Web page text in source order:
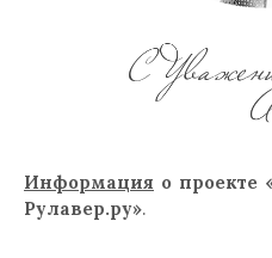
Информация о проекте
Рулавер.ру».